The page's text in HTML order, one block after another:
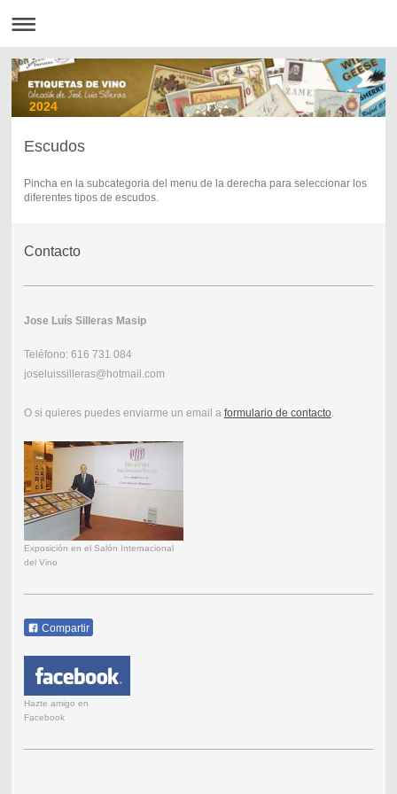
2024
Escudos
Pincha en la subcategoria del menu de la derecha para seleccionar los
diferentes tipos de escudos.
Contacto
Jose Luís Silleras Masip
Teléfono: 616 731 084
joseluissilleras@hotmail.com
O si quieres puedes enviarme un email a formulario de contacto.
Exposición en el Salón Internacional
del Vino
Compartir
Hazte amigo en
Facebook